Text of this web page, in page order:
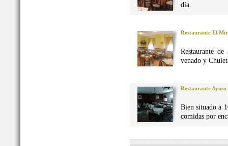
día.
Restaurante El
Restaurante
venado y
Restaurante Ayuso
Bien situado a
comidas por